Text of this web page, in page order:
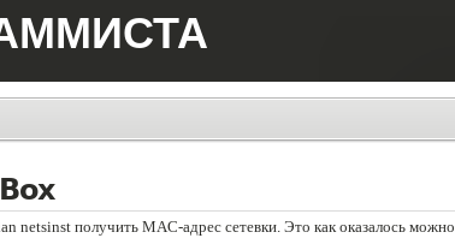
netsinst получить MAC-адрес сетевки. Это как оказалось можно